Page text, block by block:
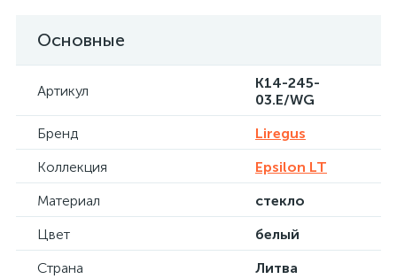
Основные
Артикул
K14-245-
03.E/WG
Бренд
Liregus
Коллекция
Epsilon LT
Материал
стекло
Цвет
белый
Страна
Литва